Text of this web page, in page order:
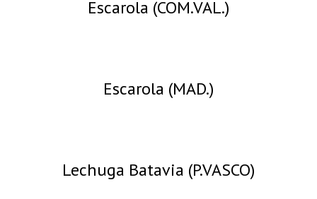
Escarola (COM.VAL.)
Escarola (MAD.)
Lechuga Batavia (P.VASCO)